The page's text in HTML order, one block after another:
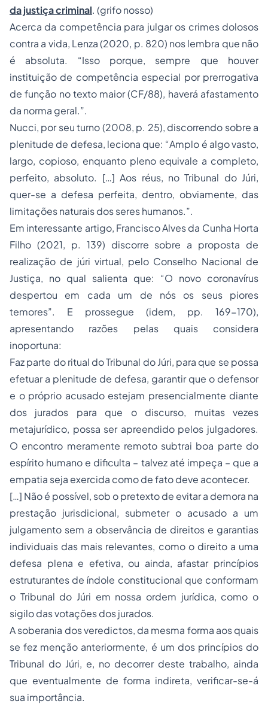
da justiça criminal. (grifo nosso)
Acerca da competência para julgar os crimes dolosos
contra a vida, Lenza (2020, p. 820) nos lembra que não
é absoluta. “Isso porque, sempre que houver
instituição de competência especial por prerrogativa
de função no texto maior (CF/88), haverá afastamento
da norma geral.”.
Nucci, por seu turno (2008, p. 25), discorrendo sobre a
plenitude de defesa, leciona que: “Amplo é algo vasto,
largo, copioso, enquanto plenoequivale a completo,
perfeito, absoluto. […] Aos réus, no Tribunal do Júri,
quer-se a defesa perfeita, dentro, obviamente, das
limitações naturais dos seres humanos.”.
Em interessante artigo, Francisco Alves da Cunha Horta
Filho (2021, p. 139) discorre sobre a proposta de
realização de júri virtual, pelo Conselho Nacional de
Justiça, no qual salienta que: “O novo coronavírus
despertou em cada um de nós os seus piores
temores”. E prossegue (idem, pp. 169-170),
apresentando razões pelas quais considera
inoportuna:
Faz parte do ritual do Tribunal do Júri, para que se possa
efetuar a plenitude de defesa, garantir que o defensor
e o próprio acusado estejam presencialmente diante
dos jurados para que o discurso, muitas vezes
metajurídico, possa ser apreendido pelos julgadores.
O encontro meramente remoto subtrai boa parte do
espírito humano e dificulta – talvez até impeça – que a
empatia seja exercida como de fato deve acontecer.
[…] Não é possível, sob o pretexto de evitar a demora na
prestação jurisdicional, submeter o acusado a um
julgamento sem a observância de direitos e garantias
individuais das mais relevantes, como o direito a uma
defesa plena e efetiva, ou ainda, afastar princípios
estruturantes de índole constitucional que conformam
o Tribunal do Júri em nossa ordem jurídica, como o
sigilo das votações dos jurados.
A soberania dos veredictos, da mesma forma aos quais
se fez menção anteriormente, é um dos princípios do
Tribunal do Júri, e, no decorrer deste trabalho, ainda
que eventualmente de forma indireta, verificar-se-á
sua importância.